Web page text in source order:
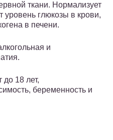
ткани. Нормализует
уровень глюкозы в крови,
в печени.
и
до 18 лет,
беременность и